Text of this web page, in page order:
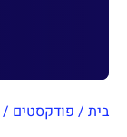
בית / פודקסטים /